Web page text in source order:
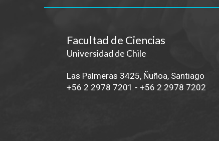
Facultad de Ciencias
Universidad de Chile
Las Palmeras 3425, Ñuñoa, Santiago
+56 2 2978 7201 - +56 2 2978 7202